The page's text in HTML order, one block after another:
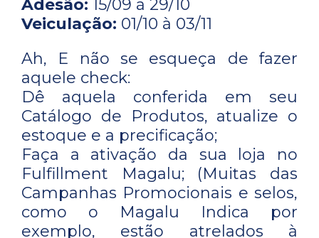
Adesão: 15/09 à 29/10
Veiculação: 01/10 à 03/11
Ah, E não se esqueça de fazer
aquele check:
Dê aquela conferida em seu
Catálogo de Produtos, atualize o
estoque e a precificação;
Faça a ativação da sua loja no
Fulfillment Magalu; (Muitas das
Campanhas Promocionais e selos,
como o Magalu Indica por
exemplo, estão atrelados à